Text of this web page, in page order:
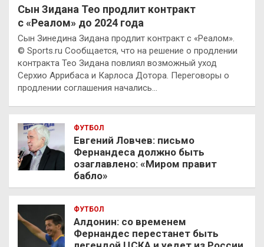
Сын Зидана Тео продлит контракт
с «Реалом» до 2024 года
Сын Зинедина Зидана продлит контракт с «Реалом».
© Sports.ru Сообщается, что на решение о продлении
контракта Тео Зидана повлиял возможный уход
Серхио Аррибаса и Карлоса Дотора. Переговоры о
продлении соглашения начались…
ФУТБОЛ
Евгений Ловчев: письмо
Фернандеса должно быть
озаглавлено: «Миром правит
бабло»
ФУТБОЛ
Алдонин: со временем
Фернандес перестанет быть